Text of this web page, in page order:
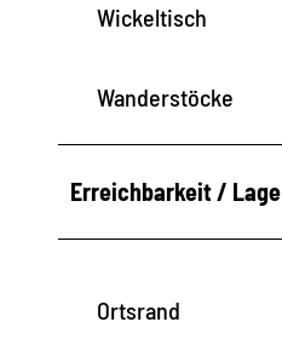
Wickeltisch
Wanderstöcke
Erreichbarkeit / Lage
Ortsrand